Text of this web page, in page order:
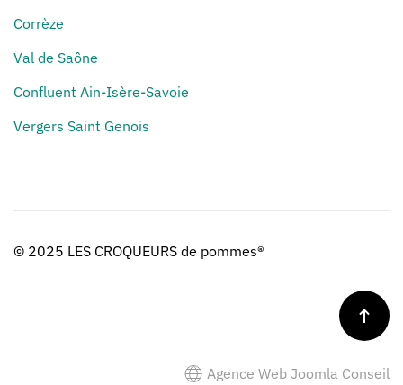
Corrèze
Val de Saône
Confluent Ain-Isère-Savoie
Vergers Saint Genois
© 2025 LES CROQUEURS de pommes®
Agence Web Joomla Conseil